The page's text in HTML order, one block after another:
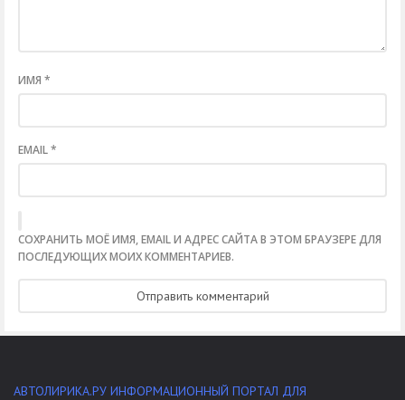
ИМЯ *
EMAIL*
СОХРАНИТЬ МОЁ ИМЯ, EMAIL И АДРЕС САЙТА В ЭТОМ БРАУЗЕРЕ ДЛЯ
ПОСЛЕДУЮЩИХ МОИХ КОММЕНТАРИЕВ.
АВТОЛИРИКА.РУ ИНФОРМАЦИОННЫЙ ПОРТАЛ ДЛЯ